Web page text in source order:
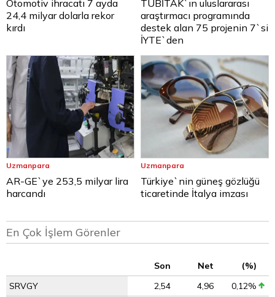
Otomotiv ihracatı 7 ayda
24,4 milyar dolarla rekor
kırdı
TÜBİTAK`ın uluslararası
araştırmacı programında
destek alan 75 projenin 7`si
İYTE`den
Uzmanpara
AR-GE`ye 253,5 milyar lira
harcandı
Uzmanpara
Türkiye`nin güneş gözlüğü
ticaretinde İtalya imzası
En Çok İşlem Görenler
Son Net
(%)
SRVGY
2,54 4,96
0,12%